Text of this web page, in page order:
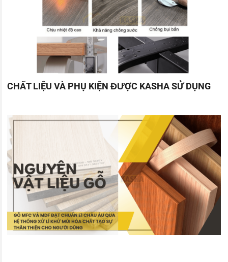
CHẤT LIỆU VÀ PHỤ KIỆN ĐƯỢC KASHA SỬ DỤNG